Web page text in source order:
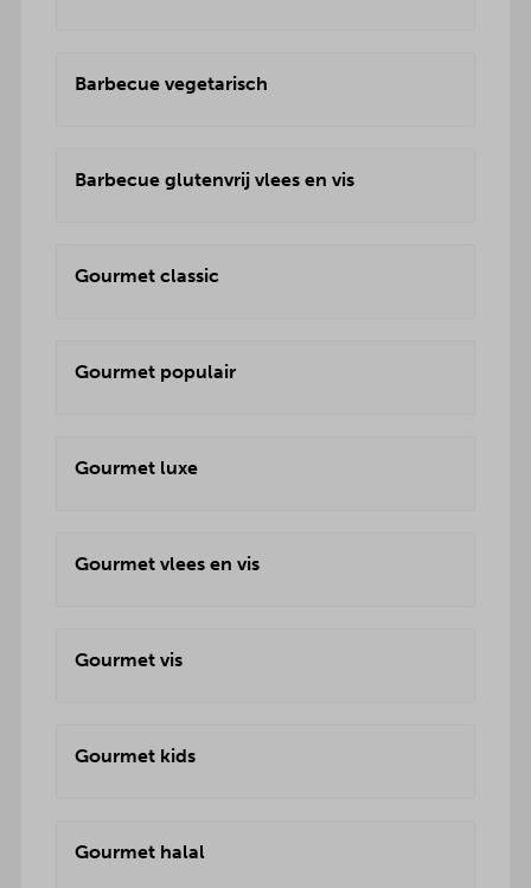
Barbecue vegetarisch
Barbecue glutenvrij vlees en vis
Gourmet classic
Gourmet populair
Gourmet luxe
Gourmet vlees en vis
Gourmet vis
Gourmet kids
Gourmet halal